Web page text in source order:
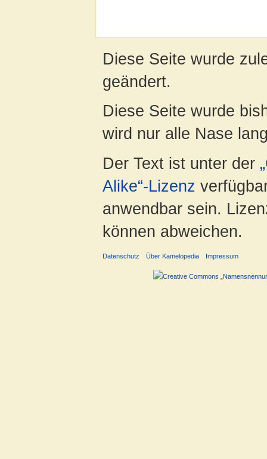
Diese Seite wurde
geändert.
Diese Seite wurde
wird nur alle Nase
Der Text ist unter der
Alike“-Lizenz
anwendbar sein.
können abweichen.
Datenschutz Über Kamelopedia Impressum